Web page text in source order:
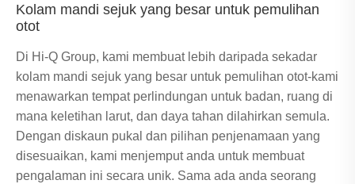
Kolam mandi sejuk yang besar untuk pemulihan
otot
Di Hi-Q Group, kami membuat lebih daripada sekadar
kolam mandi sejuk yang besar untuk pemulihan otot-kami
menawarkan tempat perlindungan untuk badan, ruang di
mana keletihan larut, dan daya tahan dilahirkan semula.
Dengan diskaun pukal dan pilihan penjenamaan yang
disesuaikan, kami menjemput anda untuk membuat
pengalaman ini secara unik. Sama ada anda seorang